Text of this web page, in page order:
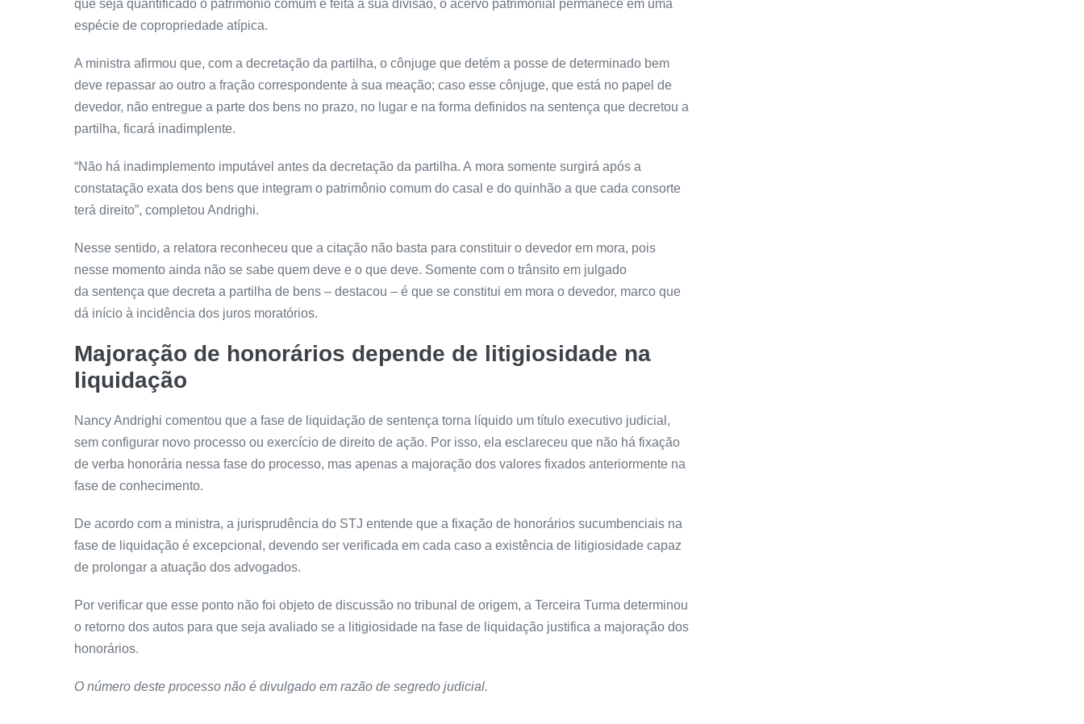
que seja quantificado o patrimônio comum e feita a sua divisão, o acervo patrimonial permanece em uma
espécie de copropriedade atípica.
A ministra afirmou que, com a decretação da partilha, o cônjuge que detém a posse de determinado bem
deve repassar ao outro a fração correspondente à sua meação; caso esse cônjuge, que está no papel de
devedor, não entregue a parte dos bens no prazo, no lugar e na forma definidos na sentença que decretou a
partilha, ficará inadimplente.
“Não há inadimplemento imputável antes da decretação da partilha. A mora somente surgirá após a
constatação exata dos bens que integram o patrimônio comum do casal e do quinhão a que cada consorte
terá direito”, completou Andrighi.
Nesse sentido, a relatora reconheceu que a citação não basta para constituir o devedor em mora, pois
nesse momento ainda não se sabe quem deve e o que deve. Somente com o trânsito em julgado
da sentença que decreta a partilha de bens – destacou – é que se constitui em mora o devedor, marco que
dá início à incidência dos juros moratórios.
Majoração de honorários depende de litigiosidade na
liquidação
Nancy Andrighi comentou que a fase de liquidação de sentença torna líquido um título executivo judicial,
sem configurar novo processo ou exercício de direito de ação. Por isso, ela esclareceu que não há fixação
de verba honorária nessa fase do processo, mas apenas a majoração dos valores fixados anteriormente na
fase de conhecimento.
De acordo com a ministra, a jurisprudência do STJ entende que a fixação de honorários sucumbenciais na
fase de liquidação é excepcional, devendo ser verificada em cada caso a existência de litigiosidade capaz
de prolongar a atuação dos advogados.
Por verificar que esse ponto não foi objeto de discussão no tribunal de origem, a Terceira Turma determinou
o retorno dos autos para que seja avaliado se a litigiosidade na fase de liquidação justifica a majoração dos
honorários.
O número deste processo não é divulgado em razão de segredo judicial.